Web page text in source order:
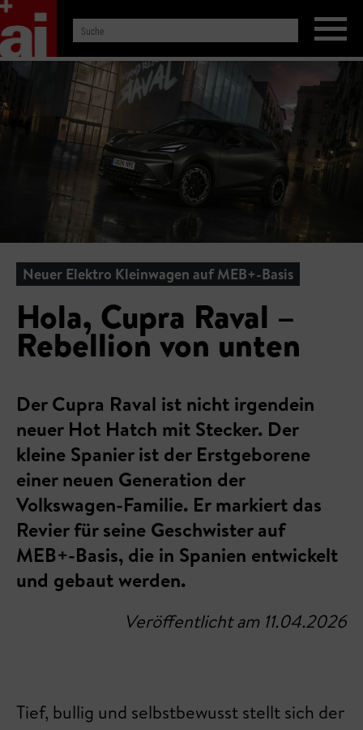
Neuer Elektro Kleinwagen auf MEB+-Basis
Hola, Cupra Raval –
Rebellion von unten
Der Cupra Raval ist nicht irgendein
neuer Hot Hatch mit Stecker. Der
kleine Spanier ist der Erstgeborene
einer neuen Generation der
Volkswagen-Familie. Er markiert das
Revier für seine Geschwister auf
MEB+-Basis, die in Spanien entwickelt
und gebaut werden.
Veröffentlicht am 11.04.2026
Tief, bullig und selbstbewusst stellt sich der